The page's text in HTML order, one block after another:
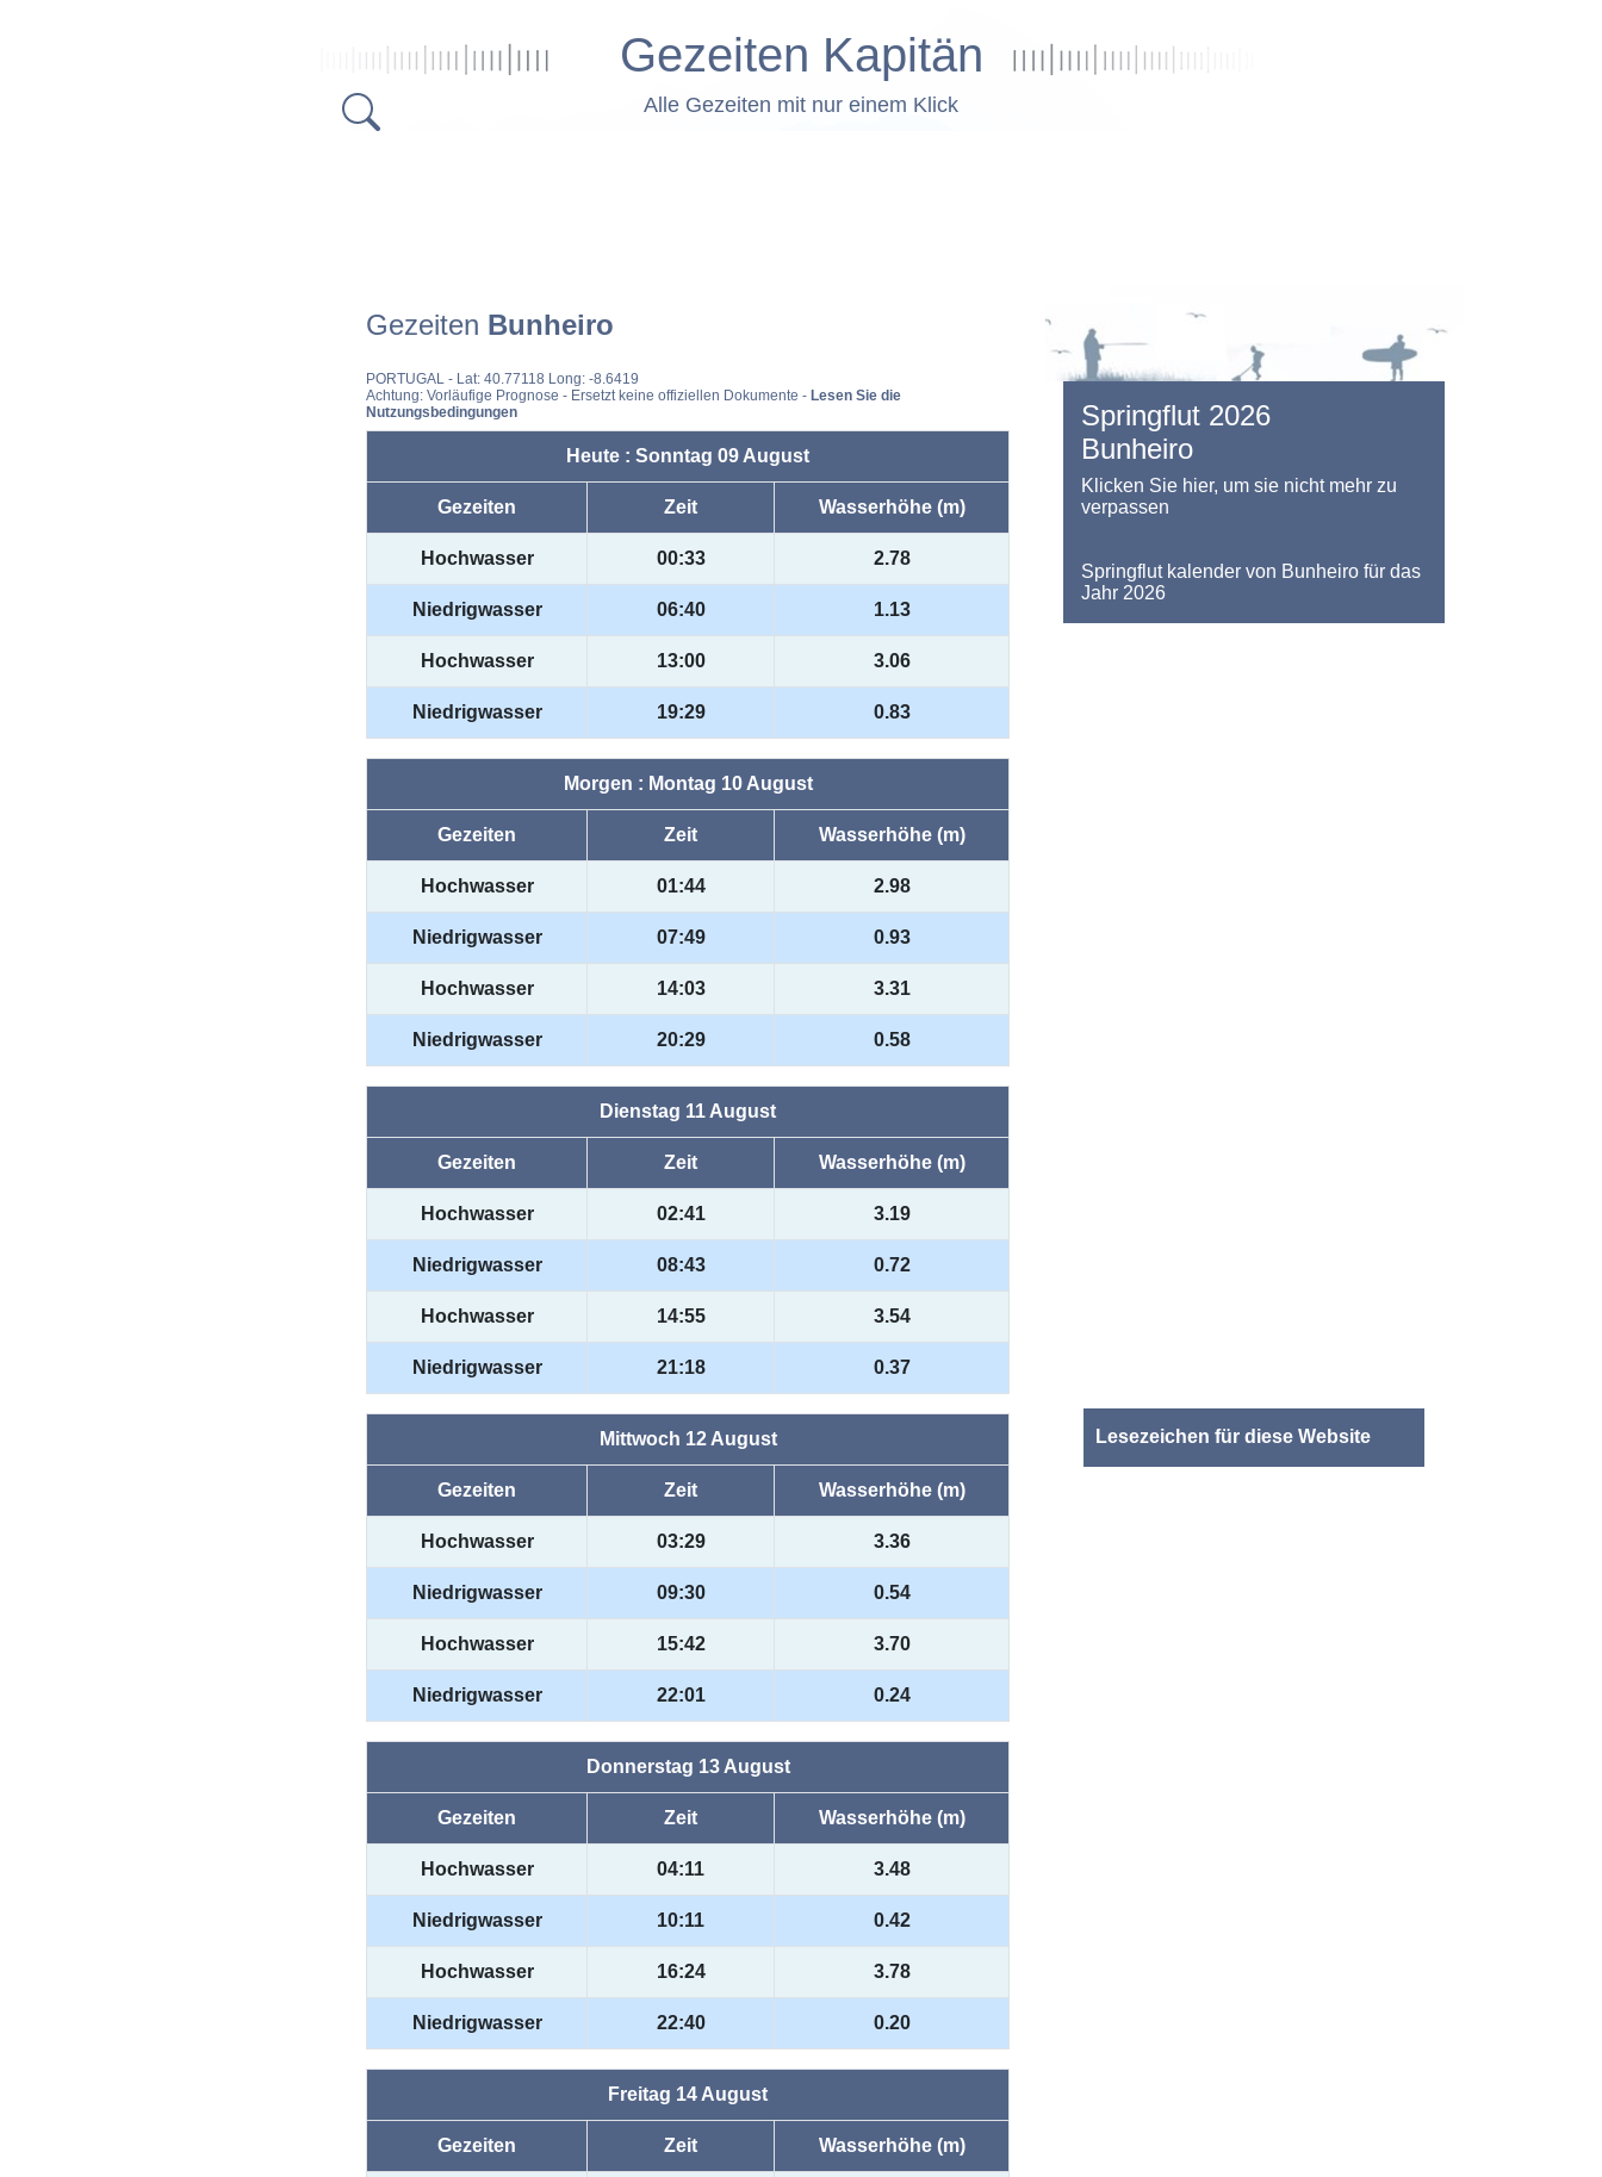
Gezeiten Kapitän
Alle Gezeiten mit nur einem Klick
Gezeiten Bunheiro
PORTUGAL - Lat: 40.77118 Long: -8.6419
Achtung: Vorläufige Prognose - Ersetzt keine offiziellen Dokumente - Lesen Sie die
Nutzungsbedingungen
Heute : Sonntag 09 August
Gezeiten Zeit Wasserhöhe (m)
Hochwasser 00:33 2.78
Niedrigwasser 06:40 1.13
Hochwasser 13:00 3.06
Niedrigwasser 19:29 0.83
Morgen : Montag 10 August
Gezeiten Zeit Wasserhöhe (m)
Hochwasser 01:44 2.98
Niedrigwasser 07:49 0.93
Hochwasser 14:03 3.31
Niedrigwasser 20:29 0.58
Dienstag 11 August
Gezeiten Zeit Wasserhöhe (m)
Hochwasser 02:41 3.19
Niedrigwasser 08:43 0.72
Hochwasser 14:55 3.54
Niedrigwasser 21:18 0.37
Mittwoch 12 August
Gezeiten Zeit Wasserhöhe (m)
Hochwasser 03:29 3.36
Niedrigwasser 09:30 0.54
Hochwasser 15:42 3.70
Niedrigwasser 22:01 0.24
Donnerstag 13 August
Gezeiten Zeit Wasserhöhe (m)
Hochwasser 04:11 3.48
Niedrigwasser 10:11 0.42
Hochwasser 16:24 3.78
Niedrigwasser 22:40 0.20
Freitag 14 August
Gezeiten Zeit Wasserhöhe (m)
Springflut 2026
Bunheiro
Klicken Sie hier, um sie nicht mehr zu
verpassen
Springflut kalender von Bunheiro für das
Jahr 2026
Lesezeichen für diese Website